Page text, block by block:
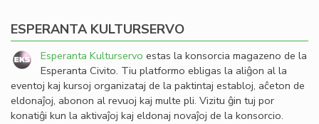
ESPERANTA KULTURSERVO
Esperanta Kulturservo estas la konsorcia magazeno de la
Esperanta Civito. Tiu platformo ebligas la aliĝon al la
eventoj kaj kursoj organizataj de la paktintaj establoj, aĉeton de
eldonaĵoj, abonon al revuoj kaj multe pli. Vizitu ĝin tuj por
konatiĝi kun la aktivaĵoj kaj eldonaj novaĵoj de la konsorcio.